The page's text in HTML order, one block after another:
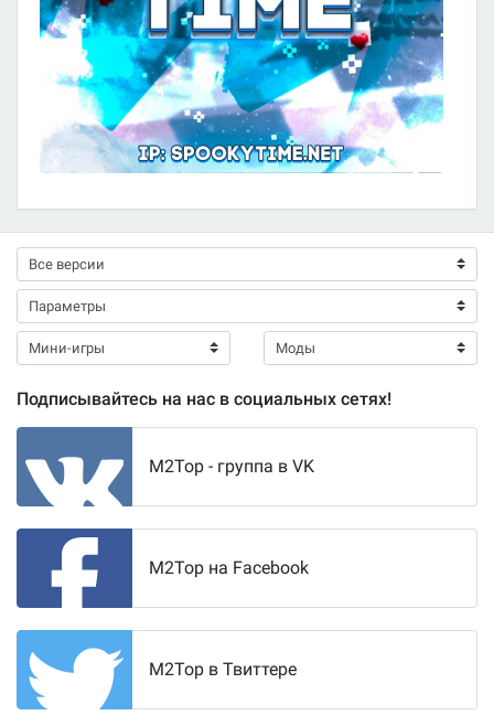
Подписывайтесь на нас в социальных сетях!
M2Top - группа в VK
M2Top на Facebook
M2Top в Твиттере